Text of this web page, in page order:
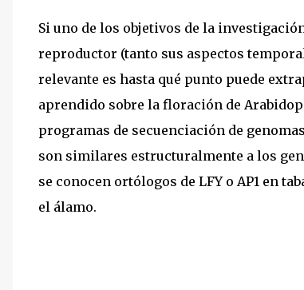
Si uno de los objetivos de la
reproductor (tanto sus aspectos
relevante es hasta qué punto puede
aprendido sobre la floración de
programas de secuenciación de
son similares estructuralmente a los
se conocen ortólogos de LFY o AP1 en
el álamo.